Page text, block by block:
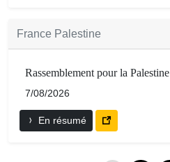
France Palestine
Rassemblement pour la Palestine
7/08/2026
En résumé